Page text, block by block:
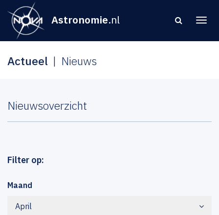
Astronomie.nl
Actueel Nieuws
Nieuwsoverzicht
Filter op:
Maand
April